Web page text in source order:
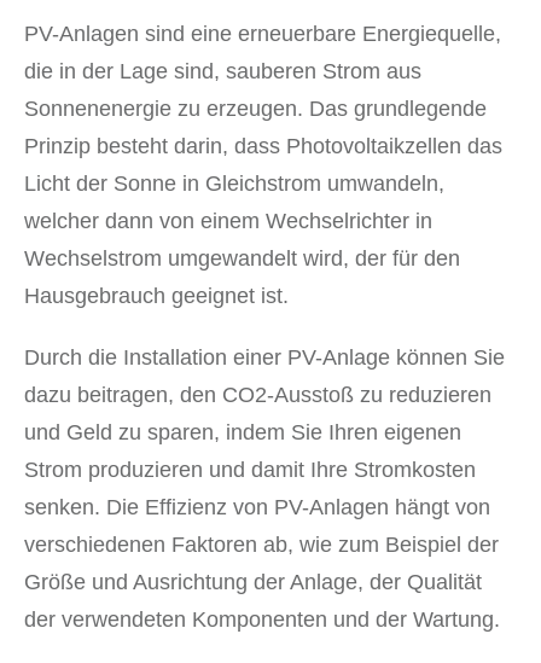
PV-Anlagen sind eine erneuerbare Energiequelle,
die in der Lage sind, sauberen Strom aus
Sonnenenergie zu erzeugen. Das grundlegende
Prinzip besteht darin, dass Photovoltaikzellen das
Licht der Sonne in Gleichstrom umwandeln,
welcher dann von einem Wechselrichter in
Wechselstrom umgewandelt wird, der für den
Hausgebrauch geeignet ist.
Durch die Installation einer PV-Anlage können Sie
dazu beitragen, den CO2-Ausstoß zu reduzieren
und Geld zu sparen, indem Sie Ihren eigenen
Strom produzieren und damit Ihre Stromkosten
senken. Die Effizienz von PV-Anlagen hängt von
verschiedenen Faktoren ab, wie zum Beispiel der
Größe und Ausrichtung der Anlage, der Qualität
der verwendeten Komponenten und der Wartung.